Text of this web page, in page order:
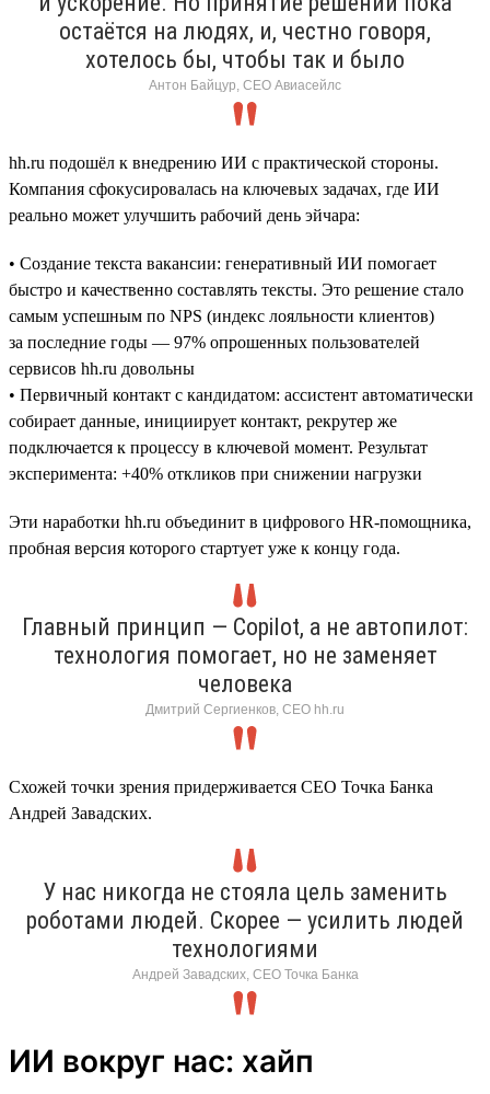
остаётся на людях, и, честно говоря,
хотелось бы, чтобы так и было
Антон Байцур, CEO Авиасейлс
hh.ru подошёл к внедрению ИИ с практической стороны.
Компания сфокусировалась на ключевых задачах, где ИИ
реально может улучшить рабочий день эйчара:
• Создание текста вакансии: генеративный ИИ помогает
быстро и качественно составлять тексты. Это решение стало
самым успешным по NPS (индекс лояльности клиентов)
за последние годы — 97% опрошенных пользователей
сервисов hh.ru довольны
• Первичный контакт с кандидатом: ассистент автоматически
собирает данные, инициирует контакт, рекрутер же
подключается к процессу в ключевой момент. Результат
эксперимента: +40% откликов при снижении нагрузки
Эти наработки hh.ru объединит в цифрового HR-помощника,
пробная версия которого стартует уже к концу года.
Главный принцип — Copilot, а не автопилот:
технология помогает, но не заменяет
человека
Дмитрий Сергиенков, CEO hh.ru
Схожей точки зрения придерживается СЕО Точка Банка
Андрей Завадских.
У нас никогда не стояла цель заменить
роботами людей. Скорее — усилить людей
технологиями
Андрей Завадских, СЕО Точка Банка
ИИ вокруг нас: хайп